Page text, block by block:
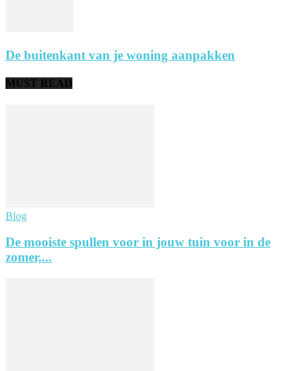
De buitenkant van je woning aanpakken
MUST READ
Blog
De mooiste spullen voor in jouw tuin voor in de
zomer,...